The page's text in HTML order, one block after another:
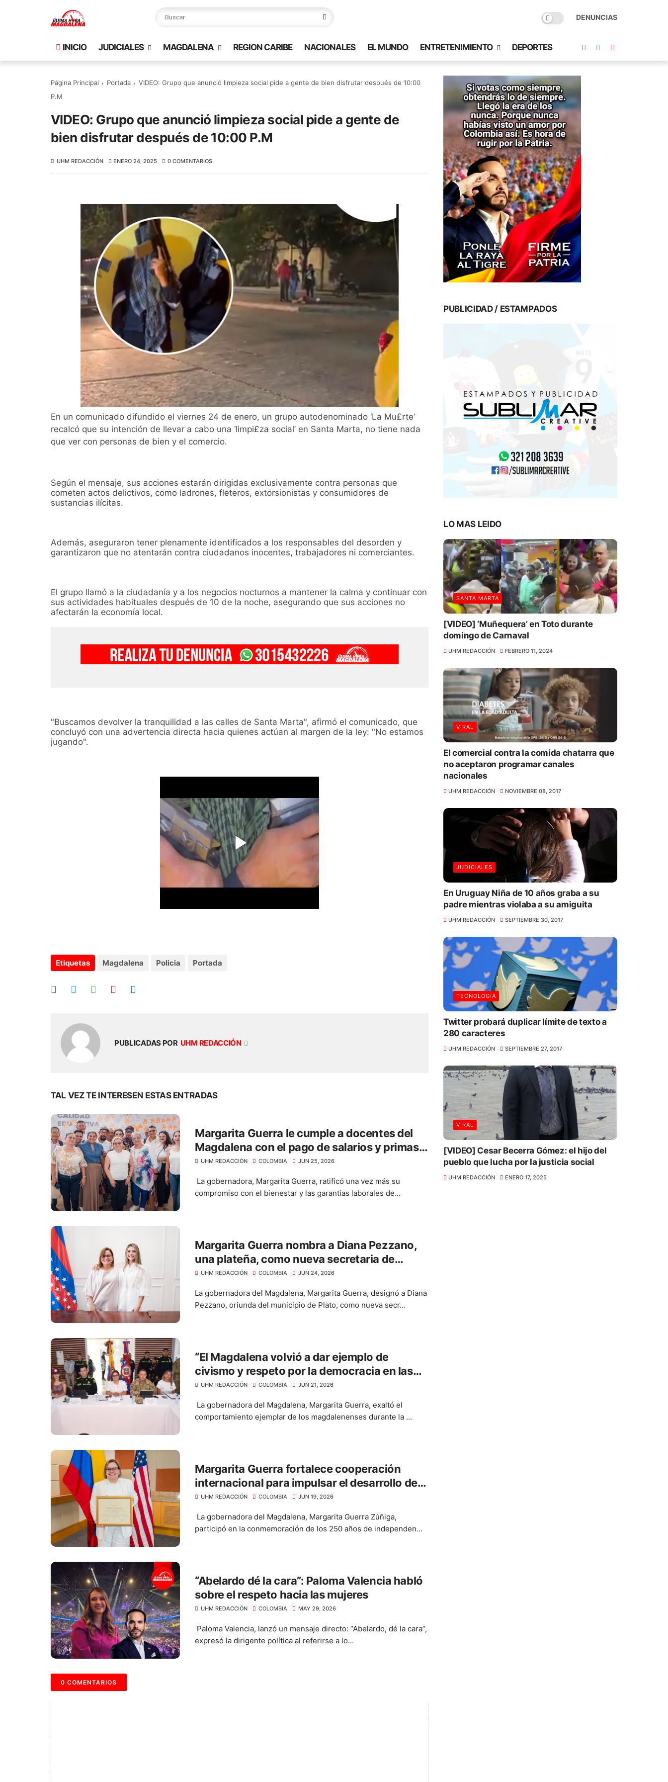
DENUNCIAS
INICIO JUDICIALES MAGDALENA REGION CARIBE NACIONALES EL MUNDO ENTRETENIMIENTO DEPORTES
Página Principal Portada
VIDEO: Grupo que anunció limpieza social pide a gente de bien disfrutar después de 10:00
P.M
VIDEO: Grupo que anunció limpieza social pide a gente de
bien disfrutar después de 10:00 P.M
UHM REDACCIÓN ENERO 24, 2025 0 COMENTARIOS
En un comunicado difundido el viernes 24 de enero, un grupo autodenominado ‘La Mu£rte’
recalcó que su intención de llevar a cabo una ‘limpi£za social’ en Santa Marta, no tiene nada
que ver con personas de bien y el comercio.
Según el mensaje, sus acciones estarán dirigidas exclusivamente contra personas que
cometen actos delictivos, como ladrones, fleteros, extorsionistas y consumidores de
sustancias ilícitas.
Además, aseguraron tener plenamente identificados a los responsables del desorden y
garantizaron que no atentarán contra ciudadanos inocentes, trabajadores ni comerciantes.
El grupo llamó a la ciudadanía y a los negocios nocturnos a mantener la calma y continuar con
sus actividades habituales después de 10 de la noche, asegurando que sus acciones no
afectarán la economía local.
"Buscamos devolver la tranquilidad a las calles de Santa Marta", afirmó el comunicado, que
concluyó con una advertencia directa hacia quienes actúan al margen de la ley: "No estamos
jugando".
Etiquetas Magdalena Policia Portada
PUBLICADAS POR UHM REDACCIÓN
TAL VEZ TE INTERESEN ESTAS ENTRADAS
Margarita Guerra le cumple a docentes del
Magdalena con el pago de salarios y primas
por más de $40.312 millones
UHM REDACCIÓN COLOMBIA JUN 25, 2026
La gobernadora, Margarita Guerra, ratificó una vez más su
compromiso con el bienestar y las garantías laborales de...
Margarita Guerra nombra a Diana Pezzano,
una plateña, como nueva secretaria de
Desarrollo Económico
UHM REDACCIÓN COLOMBIA JUN 24, 2026
La gobernadora del Magdalena, Margarita Guerra, designó a Diana
Pezzano, oriunda del municipio de Plato, como nueva secr...
“El Magdalena volvió a dar ejemplo de
civismo y respeto por la democracia en las
elecciones presidenciales”: Margarita Guerra
UHM REDACCIÓN COLOMBIA JUN 21, 2026
La gobernadora del Magdalena, Margarita Guerra, exaltó el
comportamiento ejemplar de los magdalenenses durante la ...
Margarita Guerra fortalece cooperación
internacional para impulsar el desarrollo del
Magdalena
UHM REDACCIÓN COLOMBIA JUN 19, 2026
La gobernadora del Magdalena, Margarita Guerra Zúñiga,
participó en la conmemoración de los 250 años de independen...
“Abelardo dé la cara”: Paloma Valencia habló
sobre el respeto hacia las mujeres
UHM REDACCIÓN COLOMBIA MAY 29, 2026
Paloma Valencia, lanzó un mensaje directo: “Abelardo, dé la cara”,
expresó la dirigente política al referirse a lo...
0 COMENTARIOS
PUBLICIDAD / ESTAMPADOS
LO MAS LEIDO
SANTA MARTA
[VIDEO] ‘Muñequera’ en Toto durante
domingo de Carnaval
UHM REDACCIÓN FEBRERO 11, 2024
VIRAL
El comercial contra la comida chatarra que
no aceptaron programar canales
nacionales
UHM REDACCIÓN NOVIEMBRE 08, 2017
JUDICIALES
En Uruguay Niña de 10 años graba a su
padre mientras violaba a su amiguita
UHM REDACCIÓN SEPTIEMBRE 30, 2017
TECNOLOGIA
Twitter probará duplicar límite de texto a
280 caracteres
UHM REDACCIÓN SEPTIEMBRE 27, 2017
VIRAL
[VIDEO] Cesar Becerra Gómez: el hijo del
pueblo que lucha por la justicia social
UHM REDACCIÓN ENERO 17, 2025